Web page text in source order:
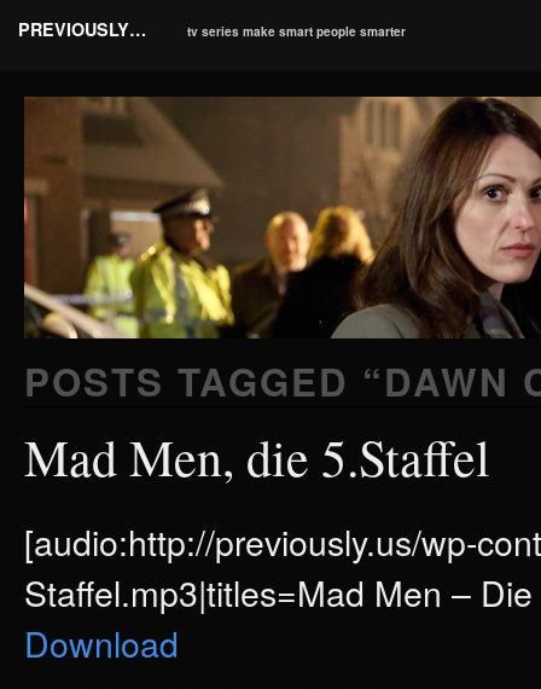
PREVIOUSLY… tv series make smart people smarter
POSTS TAGGED “DAWN
Mad Men, die 5.Staffel
[audio:http://previously.us/wp-
Staffel.mp3|titles=Mad Men –
Download